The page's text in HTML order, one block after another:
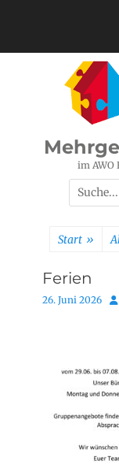
im AWO
Suchen
nach:
Start »
Ferien
Posted
26. Juni 2026